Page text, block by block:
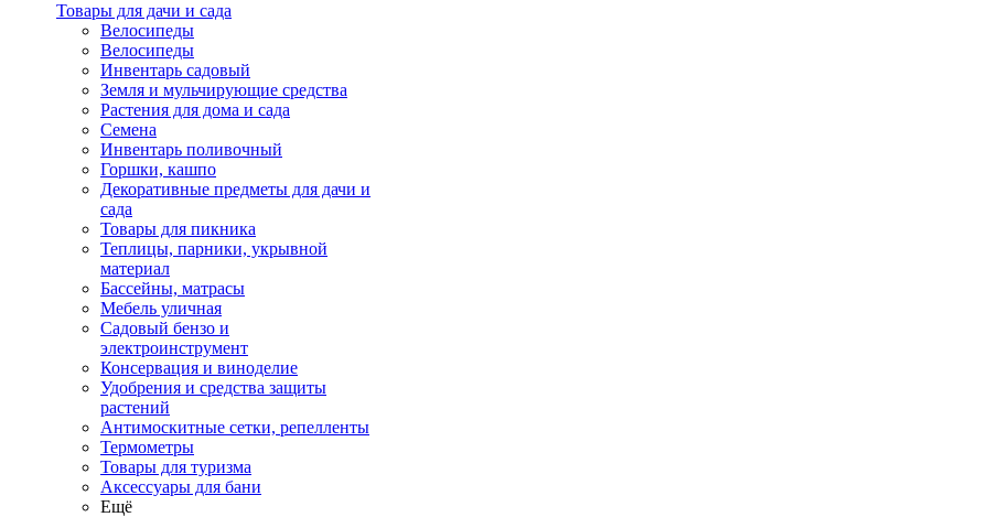
Товары для дачи и сада
Велосипеды
Велосипеды
Инвентарь садовый
Земля и мульчирующие средства
Растения для дома и сада
Семена
Инвентарь поливочный
Горшки, кашпо
Декоративные предметы для дачи и
сада
Товары для пикника
Теплицы, парники, укрывной
материал
Бассейны, матрасы
Мебель уличная
Садовый бензо и
электроинструмент
Консервация и виноделие
Удобрения и средства защиты
растений
Антимоскитные сетки, репелленты
Термометры
Товары для туризма
Аксессуары для бани
Ещё